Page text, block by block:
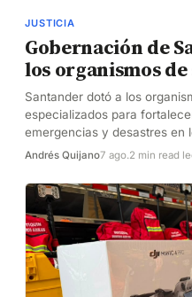
JUSTICIA
Gobernación de
los organismos
Santander dotó a los
especializados para
emergencias y desastres en
Andrés Quijano7 ago.2 min read